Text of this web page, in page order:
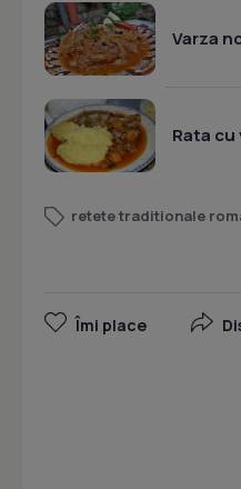
Varza
Rata
retete traditionale
Îmi place